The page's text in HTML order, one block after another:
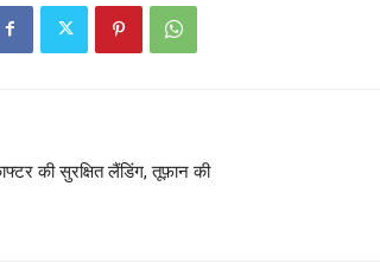
की सुरक्षित लैंडिंग, तूफ़ान की